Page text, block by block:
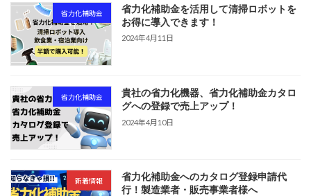
省力化補助金
省力化補助金を活用して清掃ロボットを
お得に導入できます！
2024年4月11日
省力化補助金
貴社の省力化機器、省力化補助金カタロ
グへの登録で売上アップ！
2024年4月10日
新着情報
省力化補助金へのカタログ登録申請代
行！製造業者・販売事業者様へ